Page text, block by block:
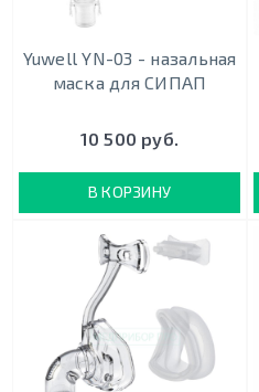
Yuwell YN-03 - назальная
маска для СИПАП
10 500 руб.
В КОРЗИНУ